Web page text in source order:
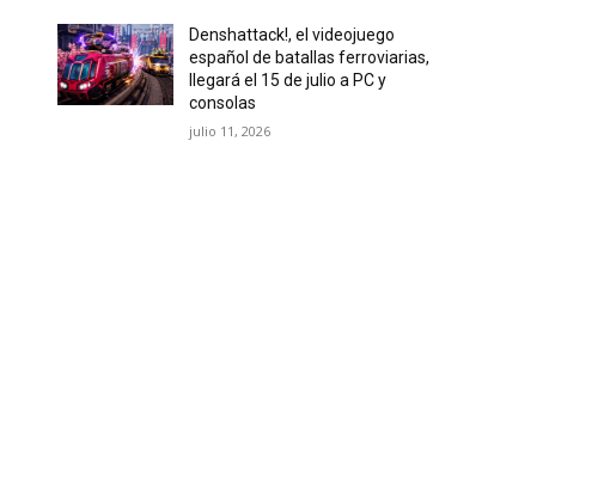
Denshattack!, el videojuego
español de batallas ferroviarias,
llegará el 15 de julio a PC y
consolas
julio 11, 2026